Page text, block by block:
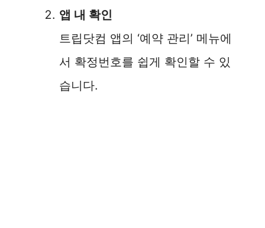
앱 내 확인
트립닷컴 앱의 ‘예약 관리’ 메뉴에
서 확정번호를 쉽게 확인할 수 있
습니다.